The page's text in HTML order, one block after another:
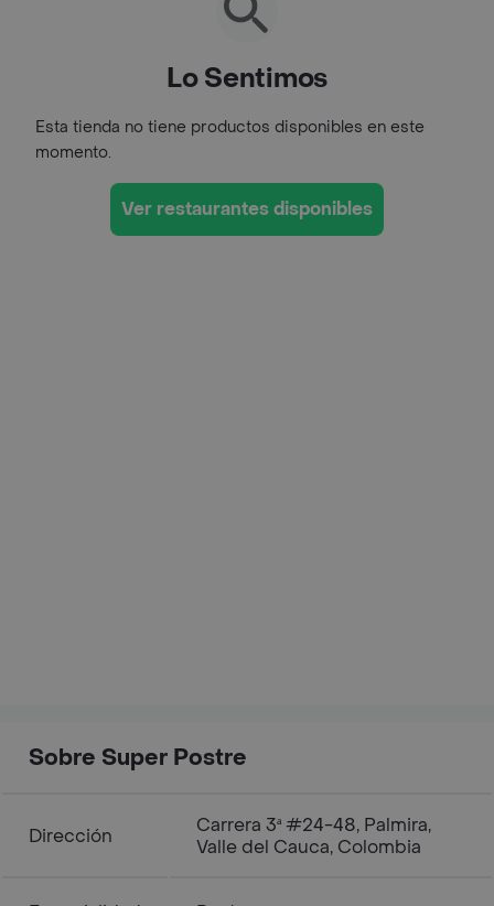
Lo Sentimos
Esta tienda no tiene productos disponibles en este
momento.
Ver restaurantes disponibles
Sobre Super Postre
Dirección
Carrera 3ª #24-48, Palmira,
Valle del Cauca, Colombia